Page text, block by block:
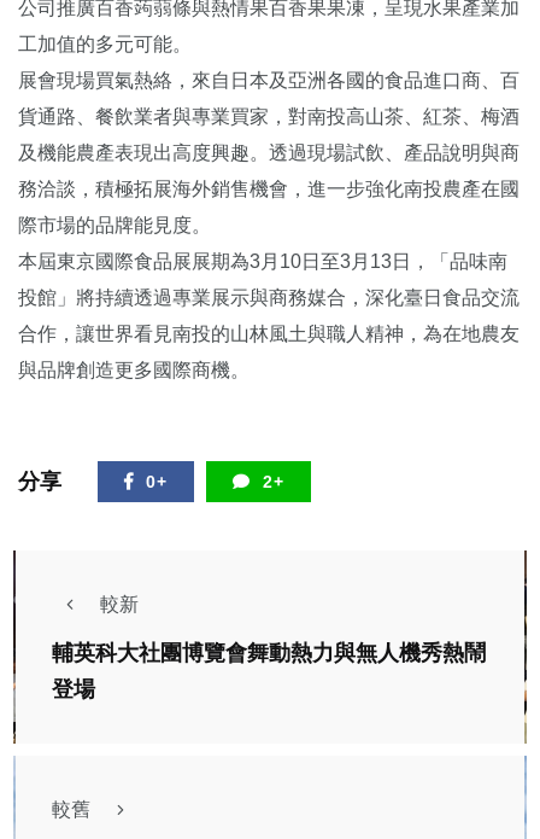
公司推廣百香蒟蒻條與熱情果百香果果凍，呈現水果產業加
工加值的多元可能。
展會現場買氣熱絡，來自日本及亞洲各國的食品進口商、百
貨通路、餐飲業者與專業買家，對南投高山茶、紅茶、梅酒
及機能農產表現出高度興趣。透過現場試飲、產品說明與商
務洽談，積極拓展海外銷售機會，進一步強化南投農產在國
際市場的品牌能見度。
本屆東京國際食品展展期為3月10日至3月13日，「品味南
投館」將持續透過專業展示與商務媒合，深化臺日食品交流
合作，讓世界看見南投的山林風土與職人精神，為在地農友
與品牌創造更多國際商機。
分享 0+ 2+
較新
輔英科大社團博覽會舞動熱力與無人機秀熱鬧
登場
較舊